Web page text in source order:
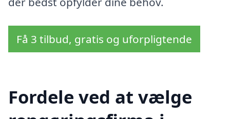
Få 3 tilbud, gratis og uforpligtende
Fordele ved at vælge